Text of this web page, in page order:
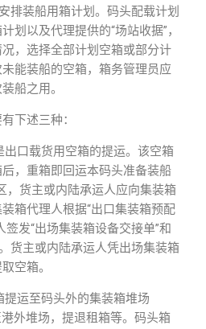
排装船用箱计划。码头配载计划
划以及代理提供的“场站收据”，
，选择全部计划空箱或部分计
能装船的空箱，箱务管理员应
船之用。
下述三种：
口载货用空箱的提运。该空箱
，重箱即回运本码头准备装船
，货主或内陆承运人应向集装箱
箱代理人根据“出口集装箱预配
发“出场集装箱设备交接单”和
货主或内陆承运人凭出场集装箱
空箱。
运至码头外的集装箱堆场
外堆场，提退租箱等。码头箱